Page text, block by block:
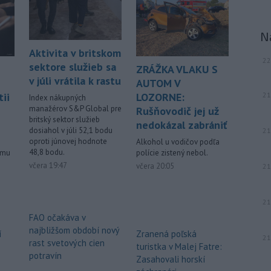
Starosta španielskeho
mesta Ceuta Juan Jesús Vivas v
stredu
požiadal vládu v Madride o
pomoc v súvislosti so stovkami detí,
ktoré zostali v tejto exkláve po
minulotýždňovej migračnej vlne.
15:24 - Teploty v stredu opäť
prekročili 40 stupňov Celzia na
Aktivita v britskom
sektore služieb sa
v júli vrátila k rastu
Index nákupných
manažérov S&P Global pre
britský sektor služieb
dosiahol v júli 52,1 bodu
oproti júnovej hodnote
48,8 bodu.
včera 19:47
FAO očakáva v
najbližšom období nový
rast svetových cien
potravín
ZRÁŽKA VLAKU S
AUTOM V
LOZORNE:
Rušňovodič jej už
nedokázal zabrániť
Alkohol u vodičov podľa
polície zistený nebol.
včera 20:05
Zranená poľská
turistka v Malej Fatre:
Zasahovali horskí